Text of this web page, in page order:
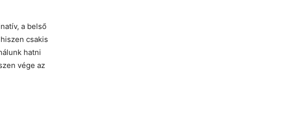
a belső
csakis
hatni
vége az